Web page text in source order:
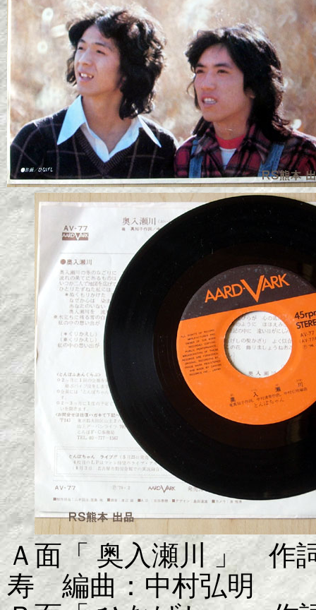
Ａ面「 奥入瀬川 」 作
寿 編曲：中村弘明